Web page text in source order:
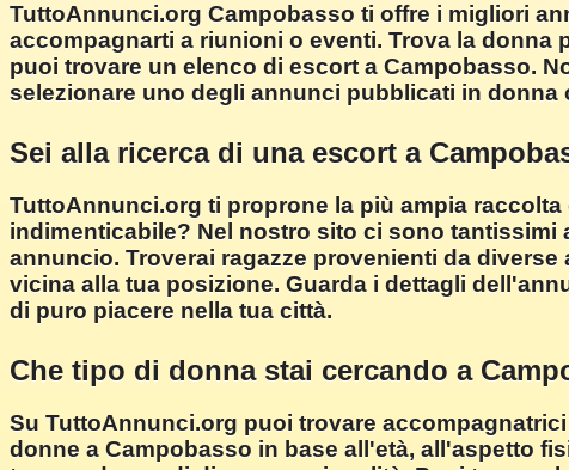
TuttoAnnunci.org Campobasso ti offre i migliori
accompagnarti a riunioni o eventi. Trova la donna
puoi trovare un elenco di escort a Campobasso.
selezionare uno degli annunci pubblicati in donna
Sei alla ricerca di una escort a
TuttoAnnunci.org ti proprone la più ampia
indimenticabile? Nel nostro sito ci sono tantissimi
annuncio. Troverai ragazze provenienti da
vicina alla tua posizione. Guarda i dettagli
di puro piacere nella tua città.
Che tipo di donna stai cercando a
Su TuttoAnnunci.org puoi trovare
donne a Campobasso in base all'età, all'aspetto